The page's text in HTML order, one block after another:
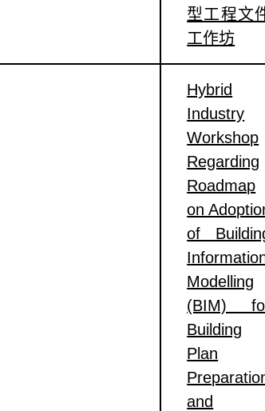
型工程文
工作坊
Hybrid
Industry
Workshop
Regarding
Roadmap
on
of
Modelling
(BIM)
Building
Plan
and